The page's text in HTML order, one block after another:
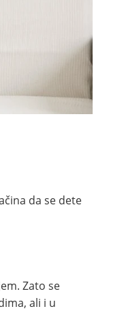
da se dete
Zato se
ali i u